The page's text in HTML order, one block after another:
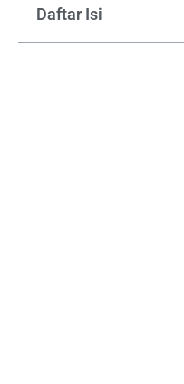
Daftar Isi